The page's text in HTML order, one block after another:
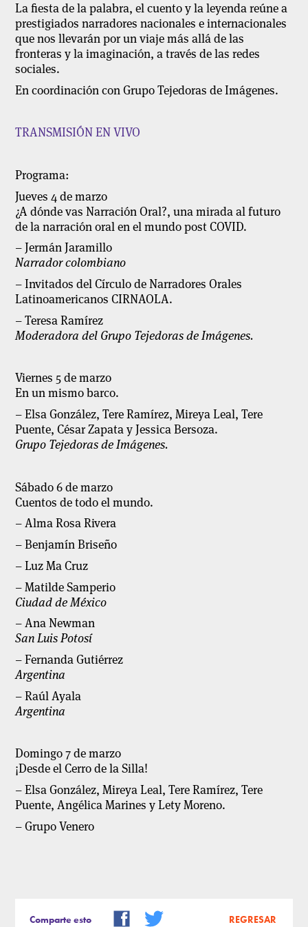
La fiesta de la palabra, el cuento y la leyenda reúne a
prestigiados narradores nacionales e internacionales
que nos llevarán por un viaje más allá de las
fronteras y la imaginación, a través de las redes
sociales.
En coordinación con Grupo Tejedoras de Imágenes.
TRANSMISIÓN EN VIVO
Programa:
Jueves 4 de marzo
¿A dónde vas Narración Oral?, una mirada al futuro
de la narración oral en el mundo post COVID.
– Jermán Jaramillo
Narrador colombiano
– Invitados del Círculo de Narradores Orales
Latinoamericanos CIRNAOLA.
– Teresa Ramírez
Moderadora del Grupo Tejedoras de Imágenes.
Viernes 5 de marzo
En un mismo barco.
– Elsa González, Tere Ramírez, Mireya Leal, Tere
Puente, César Zapata y Jessica Bersoza.
Grupo Tejedoras de Imágenes.
Sábado 6 de marzo
Cuentos de todo el mundo.
– Alma Rosa Rivera
– Benjamín Briseño
– Luz Ma Cruz
– Matilde Samperio
Ciudad de México
– Ana Newman
San Luis Potosí
– Fernanda Gutiérrez
Argentina
– Raúl Ayala
Argentina
Domingo 7 de marzo
¡Desde el Cerro de la Silla!
– Elsa González, Mireya Leal, Tere Ramírez, Tere
Puente, Angélica Marines y Lety Moreno.
– Grupo Venero
Comparte esto REGRESAR